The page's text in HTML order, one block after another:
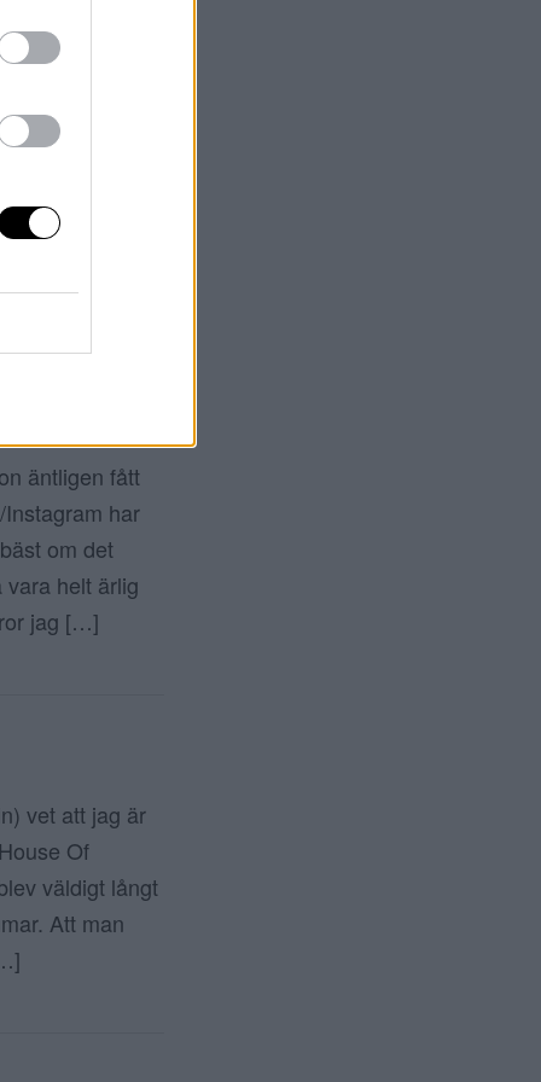
skulle hända
inte mig –
är snart
äntligen fått
har
om det
helt ärlig
jag […]
vet att jag är
Of
väldigt långt
Att man